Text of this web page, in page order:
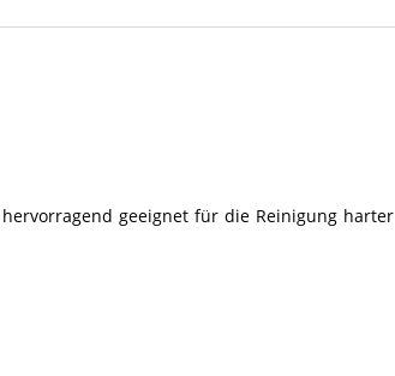
geeignet für die Reinigung harter